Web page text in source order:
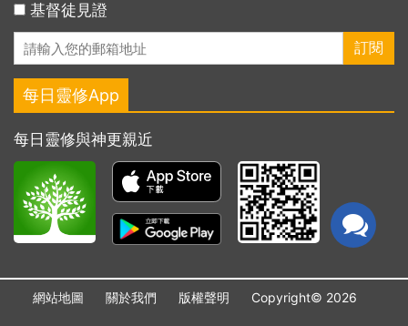
基督徒見證
每日靈修App
每日靈修與神更親近
網站地圖 關於我們 版權聲明 Copyright© 2026